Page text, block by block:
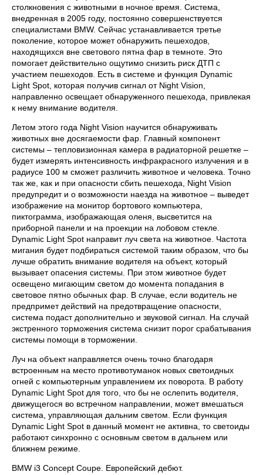
столкновения с животными в ночное время. Система,
внедренная в 2005 году, постоянно совершенствуется
специалистами BMW. Сейчас устанавливается третье
поколение, которое может обнаружить пешеходов,
находящихся вне светового пятна фар в темноте. Это
помогает действительно ощутимо снизить риск ДТП с
участием пешеходов. Есть в системе и функция Dynamic
Light Spot, которая получив сигнал от Night Vision,
направленно освещает обнаруженного пешехода, привлекая
к нему внимание водителя.
Летом этого года Night Vision научится обнаруживать
животных вне досягаемости фар. Главный компонент
системы – тепловизионная камера в радиаторной решетке –
будет измерять интенсивность инфракрасного излучения и в
радиусе 100 м сможет различить животное и человека. Точно
так же, как и при опасности сбить пешехода, Night Vision
предупредит и о возможности наезда на животное – выведет
изображение на монитор бортового компьютера,
пиктограмма, изображающая оленя, высветится на
приборной панели и на проекции на лобовом стекле.
Dynamic Light Spot направит луч света на животное. Частота
мигания будет подбираться системой таким образом, что бы
лучше обратить внимание водителя на объект, который
вызывает опасения системы. При этом животное будет
освещено мигающим светом до момента попадания в
световое пятно обычных фар. В случае, если водитель не
предпримет действий на предотвращение опасности,
система подаст дополнительно и звуковой сигнал. На случай
экстренного торможения система снизит порог срабатывания
системы помощи в торможении.
Луч на объект направляется очень точно благодаря
встроенным на место противотуманок новых светоидных
огней с компьютерным управлением их поворота. В работу
Dynamic Light Spot для того, что бы не ослепить водителя,
движущегося во встречном направлении, может вмешаться
система, управляющая дальним светом. Если функция
Dynamic Light Spot в данный момент не активна, то светоиды
работают синхронно с основным светом в дальнем или
ближнем режиме.
BMW i3 Concept Coupe. Европейский дебют.